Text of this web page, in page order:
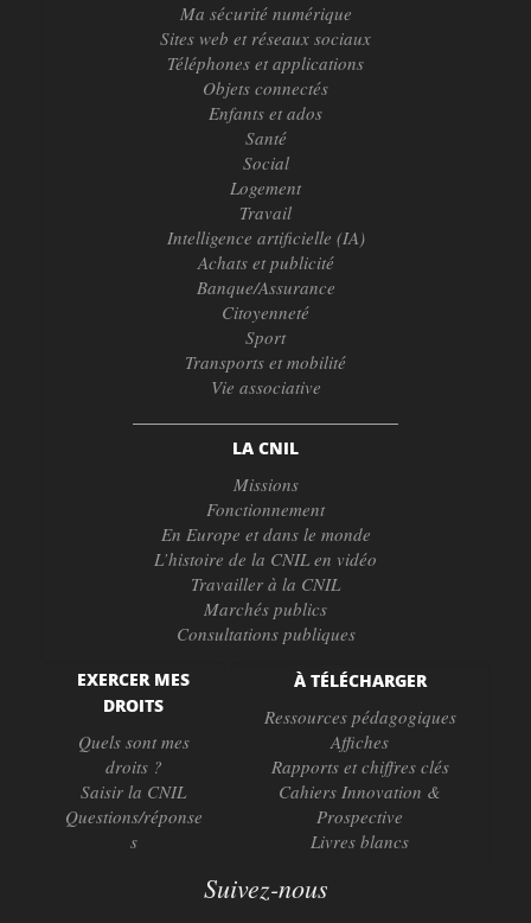
Ma sécurité numérique
Sites web et réseaux sociaux
Téléphones et applications
Objets connectés
Enfants et ados
Santé
Social
Logement
Travail
Intelligence artificielle (IA)
Achats et publicité
Banque/Assurance
Citoyenneté
Sport
Transports et mobilité
Vie associative
LA CNIL
Missions
Fonctionnement
En Europe et dans le monde
L’histoire de la CNIL en vidéo
Travailler à la CNIL
Marchés publics
Consultations publiques
EXERCER MES
DROITS
Quels sont mes
droits ?
Saisir la CNIL
Questions/réponse
s
À TÉLÉCHARGER
Ressources pédagogiques
Affiches
Rapports et chiffres clés
Cahiers Innovation &
Prospective
Livres blancs
Suivez-nous